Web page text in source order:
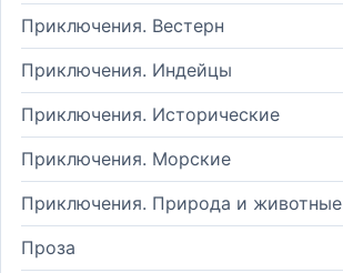
Приключения. Вестерн
Приключения. Индейцы
Приключения. Исторические
Приключения. Морские
Приключения. Природа и животные
Проза